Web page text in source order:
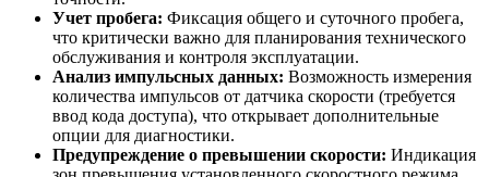
Учет пробега: Фиксация общего и суточного пробега,
что критически важно для планирования технического
обслуживания и контроля эксплуатации.
Анализ импульсных данных: Возможность измерения
количества импульсов от датчика скорости (требуется
ввод кода доступа), что открывает дополнительные
опции для диагностики.
Предупреждение о превышении скорости: Индикация